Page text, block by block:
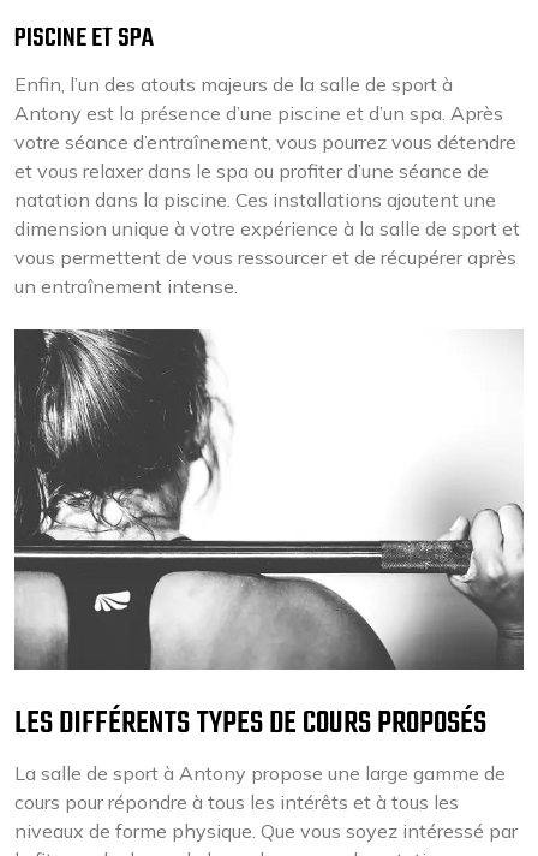
PISCINE ET SPA
Enfin, l’un des atouts majeurs de la salle de sport à
Antony est la présence d’une piscine et d’un spa. Après
votre séance d’entraînement, vous pourrez vous détendre
et vous relaxer dans le spa ou profiter d’une séance de
natation dans la piscine. Ces installations ajoutent une
dimension unique à votre expérience à la salle de sport et
vous permettent de vous ressourcer et de récupérer après
un entraînement intense.
LES DIFFÉRENTS TYPES DE COURS PROPOSÉS
La salle de sport à Antony propose une large gamme de
cours pour répondre à tous les intérêts et à tous les
niveaux de forme physique. Que vous soyez intéressé par